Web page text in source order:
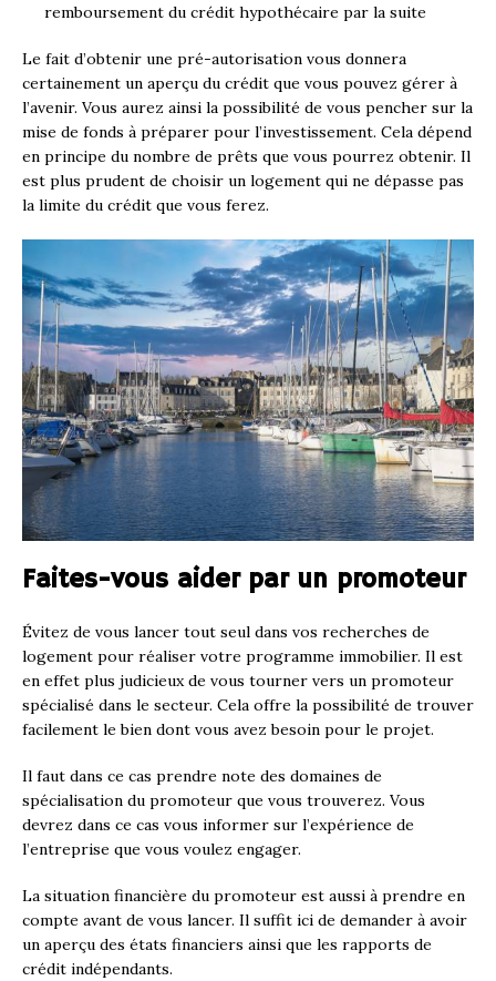
remboursement du crédit hypothécaire par la suite
Le fait d’obtenir une pré-autorisation vous donnera
certainement un aperçu du crédit que vous pouvez gérer à
l’avenir. Vous aurez ainsi la possibilité de vous pencher sur la
mise de fonds à préparer pour l’investissement. Cela dépend
en principe du nombre de prêts que vous pourrez obtenir. Il
est plus prudent de choisir un logement qui ne dépasse pas
la limite du crédit que vous ferez.
Faites-vous aider par un promoteur
Évitez de vous lancer tout seul dans vos recherches de
logement pour réaliser votre programme immobilier. Il est
en effet plus judicieux de vous tourner vers un promoteur
spécialisé dans le secteur. Cela offre la possibilité de trouver
facilement le bien dont vous avez besoin pour le projet.
Il faut dans ce cas prendre note des domaines de
spécialisation du promoteur que vous trouverez. Vous
devrez dans ce cas vous informer sur l’expérience de
l’entreprise que vous voulez engager.
La situation financière du promoteur est aussi à prendre en
compte avant de vous lancer. Il suffit ici de demander à avoir
un aperçu des états financiers ainsi que les rapports de
crédit indépendants.